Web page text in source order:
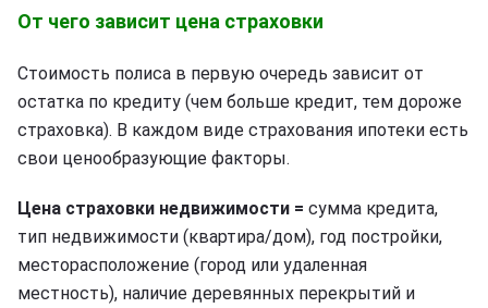
От чего зависит цена страховки
Стоимость полиса в первую очередь зависит от
остатка по кредиту (чем больше кредит, тем дороже
страховка). В каждом виде страхования ипотеки есть
свои ценообразующие факторы.
Цена страховки недвижимости = сумма кредита,
тип недвижимости (квартира/дом), год постройки,
месторасположение (город или удаленная
местность), наличие деревянных перекрытий и